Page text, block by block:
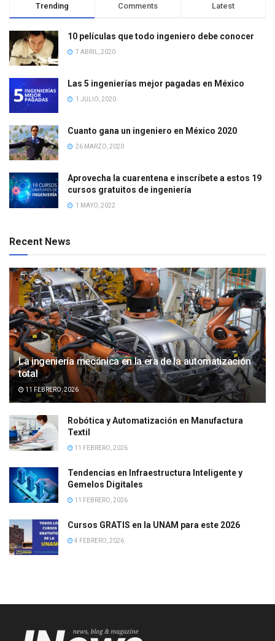
Trending Comments Latest
10 películas que todo ingeniero debe conocer
7 ABRIL, 2020
Las 5 ingenierías mejor pagadas en México
1 JULIO, 2020
Cuanto gana un ingeniero en México 2020
26 MARZO, 2020
Aprovecha la cuarentena e inscríbete a estos 19
cursos gratuitos de ingeniería
1 MAYO, 2022
Recent News
La ingeniería mecánica en la era de la automatización
total
11 FEBRERO, 2026
Robótica y Automatización en Manufactura
Textil
11 FEBRERO, 2026
Tendencias en Infraestructura Inteligente y
Gemelos Digitales
11 FEBRERO, 2026
Cursos GRATIS en la UNAM para este 2026
4 FEBRERO, 2026